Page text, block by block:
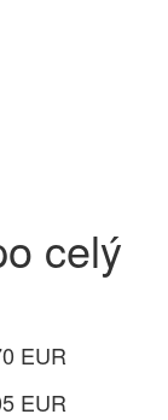
celý
EUR
EUR